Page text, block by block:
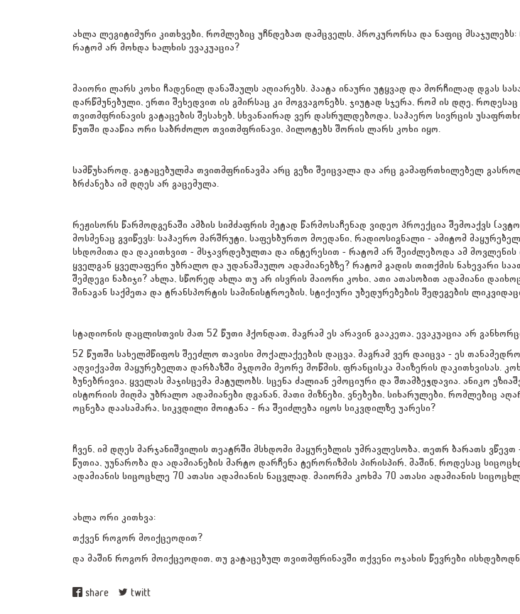
ახლა ლეგიტიმური კითხვები, რომლებიც უჩნდებათ დამცველს, პროკურორსა და ნაფიც
რატომ არ მოხდა ხალხის ევაკუაცია?
მაიორი ლარს კოხი ჩადენილ დანაშაულს აღიარებს. პაატა ინაური უტყვად და მორჩილად დგას
დარწმუნებული, ერთი შეხედვით ის გმირსაც კი მოგვაგონებს, ჯიუტად სჯერა, რომ ის დღე,
თვითმფრინავის გატაცების შესახებ, სხვანაირად ვერ დასრულდებოდა, საჰაერო სივრცის
წუთში დააწია ორი საბრძოლო თვითმფრინავი, პილოტებს შორის ლარს კოხი იყო.
სამწუხაროდ, გატაცებულმა თვითმფრინავმა არც გეზი შეიცვალა და არც გამაფრთხილებელ
ბრძანება იმ დღეს არ გაცემულა.
რეჟისორს წარმოდგენაში ამბის სიმძაფრის მეტად წარმოსაჩენად ვიდეო პროექცია შემოაქვს
მოსმენაც გვიწევს: საჰაერო მარშრუტი, საფეხბურთო მოედანი, რადიოსიგნალი - ამიტომ
სხდომითა და დაკითხვით - მსჯავრდებულთა და ინტერესით - რატომ არ შეიძლებოდა ამ
ყველგან ყველაფერი უბრალო და უდანაშაულო ადამიანებზე? რატომ გადის თითქმის ნახევარი
შემდეგი ნაბიჯი? ახლა, სწორედ ახლა თუ არ ისვრის მაიორი კოხი, ათი ათასობით ადამიანი
შინაგან საქმეთა და ტრანსპორტის სამინისტროების, სტიქიური უბედურებების შედეგების
სტადიონის დაცლისთვის მათ 52 წუთი ჰქონდათ, მაგრამ ეს არავინ გააკეთა, ევაკუაცია არ
52 წუთში სახელმწიფოს შეეძლო თავისი მოქალაქეების დაცვა, მაგრამ ვერ დაიცვა - ეს
აღვიქვამთ მაყურებელთა დარბაზში მჯდომი მეორე მოწმის, ფრანცისკა მაიზერის დაკითხვისას.
ბუნებრივია, ყველას მაჯისცემა მატულობს. სცენა ძალიან ემოციური და შთამბეჭდავია. ანიკო
ისტორიის მიღმა უბრალო ადამიანები დგანან, მათი მიზნები, ვნებები, სიხარულები, რომლებიც
ოცნება დაასამარა, სიკვდილი მოიტანა - რა შეიძლება იყოს სიკვდილზე უარესი?
ჩვენ, იმ დღეს მარჯანიშვილის თეატრში მსხდომი მაყურებლის უმრავლესობა, თეთრ ბარათს
წუთია, უუნარობა და ადამიანების მარტო დარჩენა ტერორიზმის პირისპირ, მაშინ, როდესაც
ადამიანის სიცოცხლე 70 ათასი ადამიანის ნაცვლად. მაიორმა კოხმა 70 ათასი ადამიანის
ახლა ორი კითხვა:
თქვენ როგორ მოიქცეოდით?
და მაშინ როგორ მოიქცეოდით, თუ გატაცებულ თვითმფრინავში თქვენი ოჯახის წევრები
share twitt